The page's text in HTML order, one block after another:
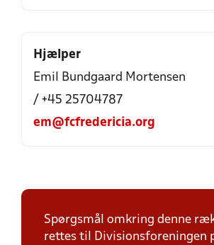
Hjælper
Emil Bundgaard Mortensen
/ +45 25704787
em@fcfredericia.org
Spørgsmål omkring denne
rettes til Divisionsforeningen